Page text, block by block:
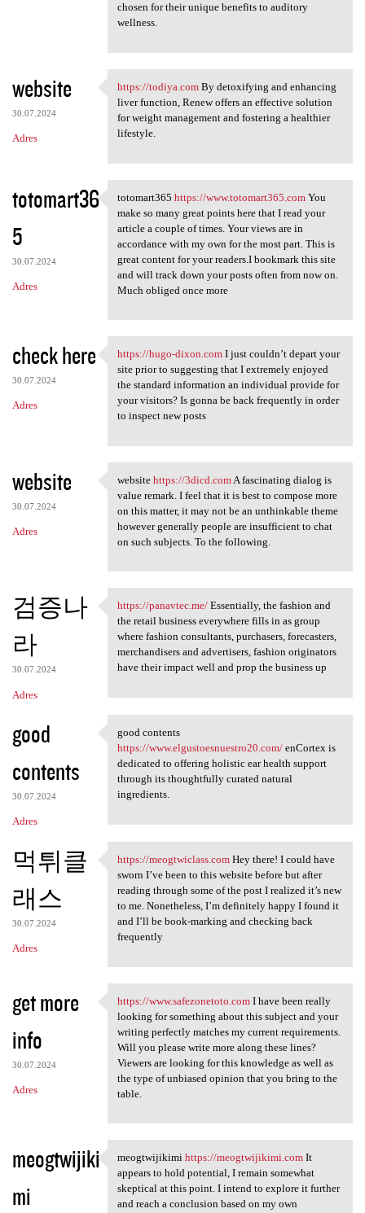
chosen for their unique benefits to auditory
wellness.
website
30.07.2024
Adres
https://todiya.com By
https://todiya.comBy detoxifying and enhancing
liver function, Renew offers an effective solution
for weight management and fostering a healthier
lifestyle.
totomart36
5
30.07.2024
Adres
totomart365 https://www
totomart365 https://www.totomart365.comYou
make so many great points here that I read your
article a couple of times. Your views are in
accordance with my own for the most part. This is
great content for your readers.I bookmark this site
and will track down your posts often from now on.
Much obliged once more
check here
30.07.2024
Adres
https://hugo-dixon.com I just
https://hugo-dixon.comI just couldn’t depart your
site prior to suggesting that I extremely enjoyed
the standard information an individual provide for
your visitors? Is gonna be back frequently in order
to inspect new posts
website
30.07.2024
Adres
website https://3dicd.com A
website https://3dicd.comA fascinating dialog is
value remark. I feel that it is best to compose more
on this matter, it may not be an unthinkable theme
however generally people are insufficient to chat
on such subjects. To the following.
검증나
라
30.07.2024
Adres
https://panavtec.me/
https://panavtec.me/Essentially, the fashion and
the retail business everywhere fills in as group
where fashion consultants, purchasers, forecasters,
merchandisers and advertisers, fashion originators
have their impact well and prop the business up
good
contents
30.07.2024
Adres
good contents https://www
good contents
https://www.elgustoesnuestro20.com/enCortex is
dedicated to offering holistic ear health support
through its thoughtfully curated natural
ingredients.
먹튀클
래스
30.07.2024
Adres
https://meogtwiclass.com Hey
https://meogtwiclass.comHey there! I could have
sworn I’ve been to this website before but after
reading through some of the post I realized it’s new
to me. Nonetheless, I’m definitely happy I found it
and I’ll be book-marking and checking back
frequently
get more
info
30.07.2024
Adres
https://www.safezonetoto.com
https://www.safezonetoto.comI have been really
looking for something about this subject and your
writing perfectly matches my current requirements.
Will you please write more along these lines?
Viewers are looking for this knowledge as well as
the type of unbiased opinion that you bring to the
table.
meogtwijiki
mi
meogtwijikimi https:/
meogtwijikimi https://meogtwijikimi.comIt
appears to hold potential, I remain somewhat
skeptical at this point. I intend to explore it further
and reach a conclusion based on my own